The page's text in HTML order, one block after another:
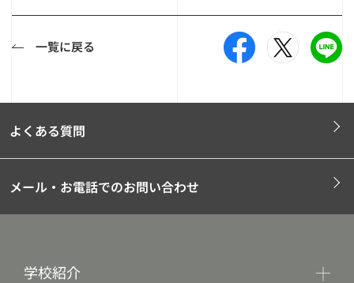
一覧に戻る
よくある質問
メール・お電話でのお問い合わせ
学校紹介